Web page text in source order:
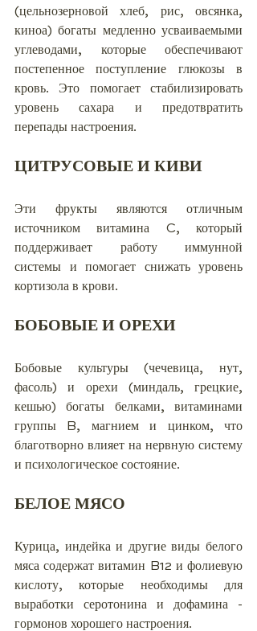
(цельнозерновой хлеб, рис, овсянка,
киноа) богаты медленно усваиваемыми
углеводами, которые обеспечивают
постепенное поступление глюкозы в
кровь. Это помогает стабилизировать
уровень сахара и предотвратить
перепады настроения.
ЦИТРУСОВЫЕ И КИВИ
Эти фрукты являются отличным
источником витамина C, который
поддерживает работу иммунной
системы и помогает снижать уровень
кортизола в крови.
БОБОВЫЕ И ОРЕХИ
Бобовые культуры (чечевица, нут,
фасоль) и орехи (миндаль, грецкие,
кешью) богаты белками, витаминами
группы B, магнием и цинком, что
благотворно влияет на нервную систему
и психологическое состояние.
БЕЛОЕ МЯСО
Курица, индейка и другие виды белого
мяса содержат витамин B12 и фолиевую
кислоту, которые необходимы для
выработки серотонина и дофамина -
гормонов хорошего настроения.